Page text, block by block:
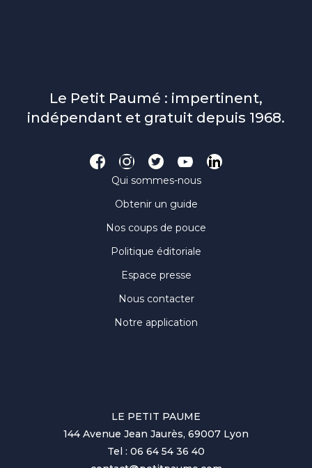
Le Petit Paumé : impertinent,
indépendant et gratuit depuis 1968.
Qui sommes-nous
Obtenir un guide
Nos coups de pouce
Politique éditoriale
Espace presse
Nous contacter
Notre application
LE PETIT PAUME
144 Avenue Jean Jaurès, 69007 Lyon
Tel : 06 64 54 36 40